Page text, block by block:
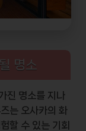
명소
진 명소를 지나
는 오사카의 화
할 수 있는 기회